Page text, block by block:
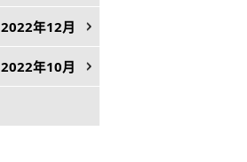
2022年12月
2022年10月